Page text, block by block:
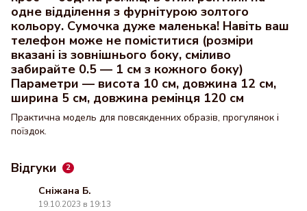
одне відділення з фурнітурою золтого
кольору. Сумочка дуже маленька! Навіть ваш
телефон може не поміститися (розміри
вказані із зовнішнього боку, сміливо
забирайте 0.5 — 1 см з кожного боку)
Параметри — висота 10 см, довжина 12 см,
ширина 5 см, довжина ремінця 120 см
Практична модель для повсякденних образів, прогулянок і
поїздок.
Відгуки 2
Сніжана Б.
19.10.2023 в 19:13